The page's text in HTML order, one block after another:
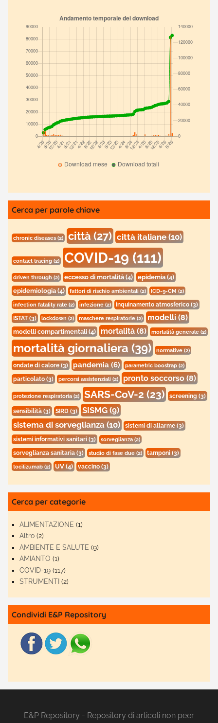
Cerca per parole chiave
chronic diseases(2) città(27) città italiane(10)
contact tracing(2) COVID-19(111)
driven through(2) eccesso di mortalità(4) epidemia(4)
epidemiologia(4) fattori di rischio ambientali (2) ICD-9-CM(2)
infection fatality rate(2) infezione(2) inquinamento atmosferico(3)
ISTAT(3) lockdown(2) maschere respiratorie(2) modelli(8)
modelli compartimentali(4) mortalità(8) mortalità generale(2)
mortalità giornaliera(39) normative(2)
ondate di calore(3) pandemia(6) parametric boostrap(2)
particolato(3) percorsi assistenziali(2) pronto soccorso(8)
protezione respiratoria(2) SARS-CoV-2(23) screening(3)
sensibilità(3) SIRD(3) SISMG(9)
sistema di sorveglianza(10) sistemi di allarme(3)
sistemi informativi sanitari(3) sorveglianza(2)
sorveglianza sanitaria(3) studio di fase due(2) tamponi(3)
tocilizumab(2) UV(4) vaccino(3)
Cerca per categorie
ALIMENTAZIONE (1)
Altro (2)
AMBIENTE E SALUTE (9)
AMIANTO (1)
COVID-19 (117)
STRUMENTI (2)
Condividi E&P Repository
E&P Repository - Repository di articoli non peer